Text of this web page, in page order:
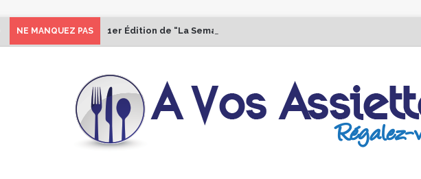
NE MANQUEZ PAS 1er Édition de “La Semaine des Chefs” du 19 au 24 octobre 2026